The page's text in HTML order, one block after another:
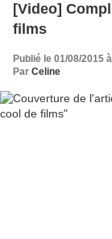
[Video]
films
Publié le 01/08/2015
Par Celine